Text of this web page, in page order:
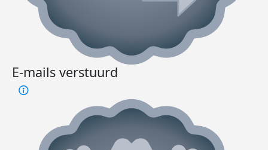
E-mails verstuurd